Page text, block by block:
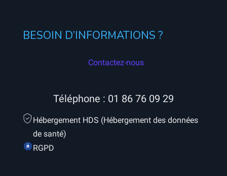
BESOIN D’INFORMATIONS ?
Contactez-nous
Téléphone : 01 86 76 09 29
Hébergement HDS (Hébergement des données
de santé)
RGPD